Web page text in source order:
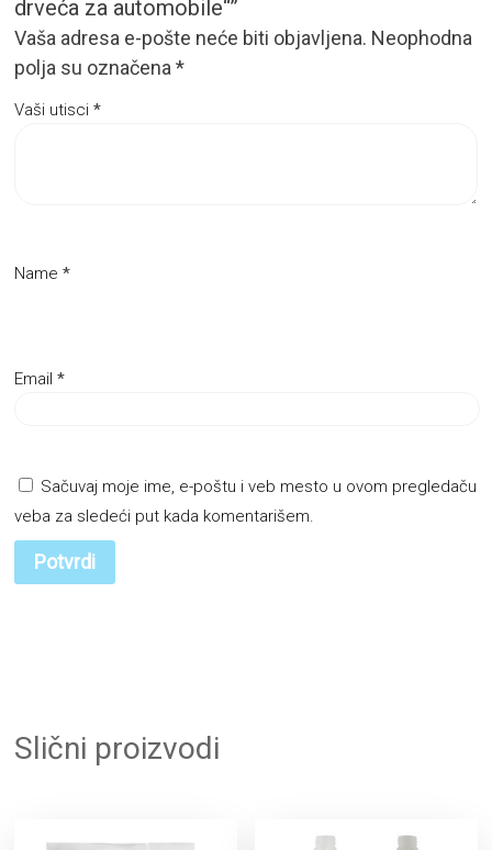
drveća za automobile“”
Vaša adresa e-pošte neće biti objavljena. Neophodna
polja su označena*
Vaši utisci*
Name*
Email*
Sačuvaj moje ime, e-poštu i veb mesto u ovom pregledaču
veba za sledeći put kada komentarišem.
Slični proizvodi